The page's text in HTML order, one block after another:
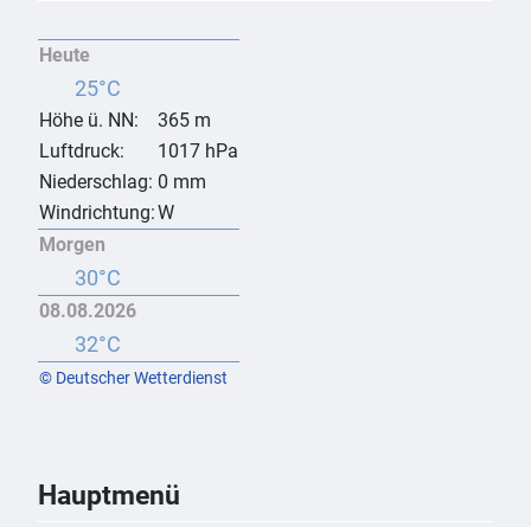
Hauptmenü
Heute
25°C
Höhe ü. NN:
365 m
Luftdruck:
1017 hPa
Niederschlag: 0 mm
Windrichtung:W
Morgen
30°C
08.08.2026
32°C
© Deutscher Wetterdienst